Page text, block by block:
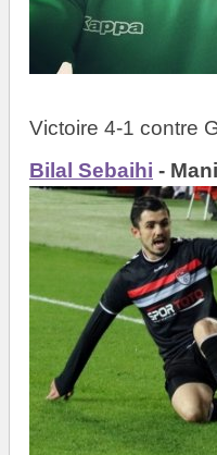
Victoire 4-1 contre
Bilal Sebaihi -